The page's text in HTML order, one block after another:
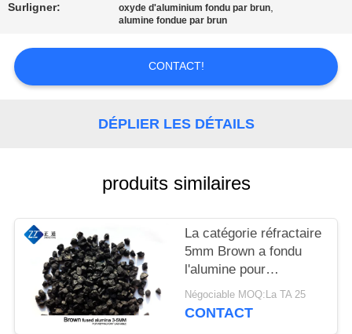
NOUVELLES
DEMANDEZ
DU
SITE
POLITIQUE
Surligner: oxyde d'aluminium fondu par brun,
alumine fondue par brun
CONTACT!
DÉPLIER LES DÉTAILS
produits similaires
La catégorie réfractaire
5mm Brown a fondu
l'alumine pour
Castables
Négociable MOQ:La TA 25
CONTACT